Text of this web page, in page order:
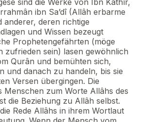
sind die Werke von Ibn Kathîr,
ibn Sa’dî (Allâh erbarme
anderer, deren richtige
und Wissen bezeugt
Prophetengefährten (möge
zufrieden sein) lasen gewöhnlich
Qurân und bemühten sich,
und danach zu handeln, bis sie
Versen übergingen. Die
Menschen zum Worte Allâhs des
die Beziehung zu Allâh selbst.
Rede Allâhs in ihrem Wortlaut